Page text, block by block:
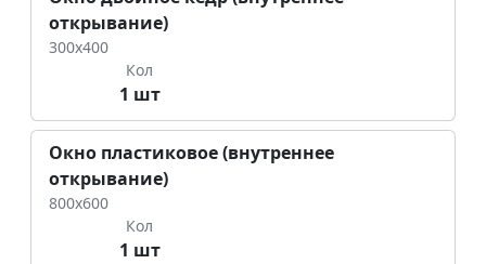
открывание)
300х400
Кол
1 шт
Окно пластиковое (внутреннее
открывание)
800х600
Кол
1 шт